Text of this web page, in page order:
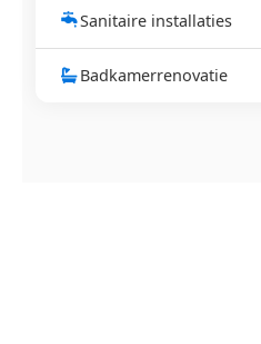
Sanitaire installaties
Badkamerrenovatie